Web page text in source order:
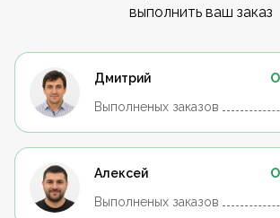
выполнить ваш заказ
Дмитрий
Выполненых заказов
Алексей
Выполненых заказов